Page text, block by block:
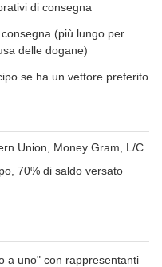
di consegna
(più lungo per
delle dogane)
se ha un vettore preferito
Union, Money Gram, L/C
70% di saldo versato
a uno" con rappresentanti